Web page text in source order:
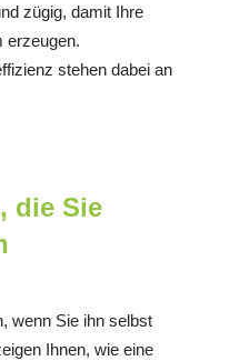
zügig, damit Ihre
erzeugen.
stehen dabei an
die Sie
wenn Sie ihn selbst
Ihnen, wie eine